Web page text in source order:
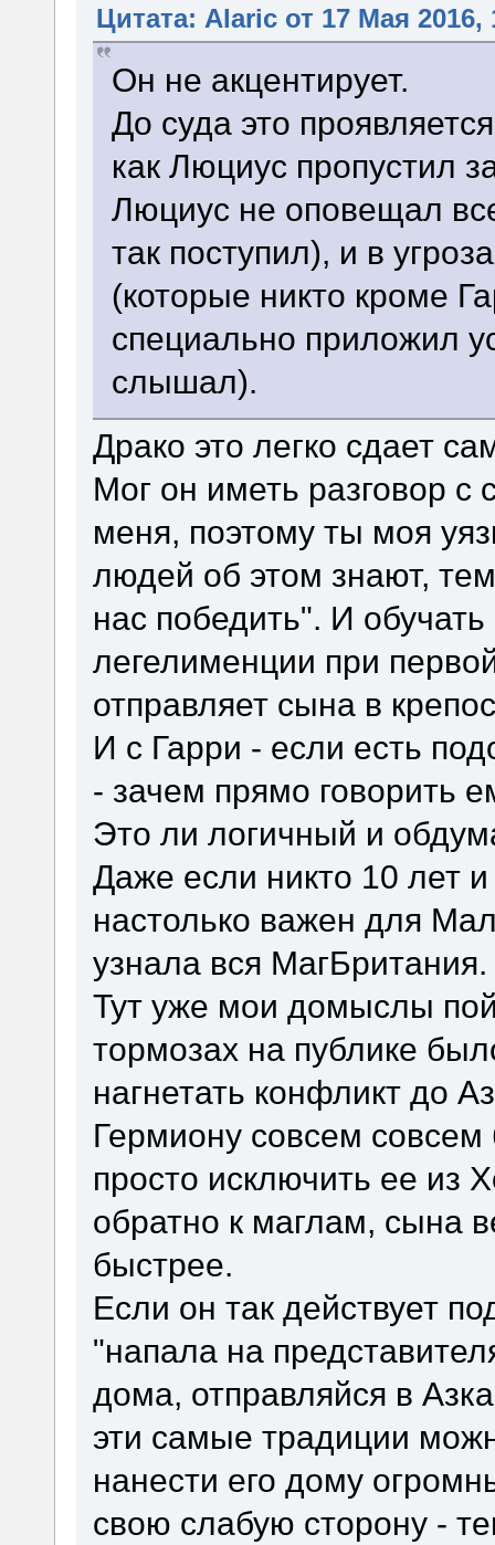
Цитата: Alaric от 17 Мая 2016,
Он не акцентирует.
До суда это
как Люциус пропустил
Люциус не оповещал
так поступил), и в
(которые никто кроме
специально приложил
слышал).
Драко это легко сдает
Мог он иметь разговор
меня, поэтому ты моя
людей об этом знают,
нас победить". И
легелименции при
отправляет сына в
И с Гарри - если есть
- зачем прямо говорить
Это ли логичный и
Даже если никто 10 лет
настолько важен для
узнала вся МагБритания.
Тут уже мои домыслы
тормозах на публике
нагнетать конфликт до
Гермиону совсем совсем
просто исключить ее из
обратно к маглам, сына
быстрее.
Если он так действует
"напала на
дома, отправляйся в
эти самые традиции
нанести его дому
свою слабую сторону -